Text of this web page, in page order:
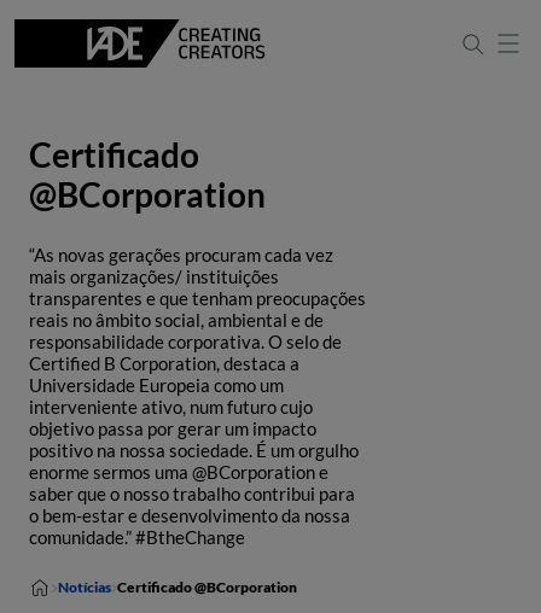
Certificado
@BCorporation
“As novas gerações procuram cada vez
mais organizações/ instituições
transparentes e que tenham preocupações
reais no âmbito social, ambiental e de
responsabilidade corporativa. O selo de
Certified B Corporation, destaca a
Universidade Europeia como um
interveniente ativo, num futuro cujo
objetivo passa por gerar um impacto
positivo na nossa sociedade. É um orgulho
enorme sermos uma @BCorporation e
saber que o nosso trabalho contribui para
o bem-estar e desenvolvimento da nossa
comunidade.” #BtheChange
Notícias Certificado @BCorporation